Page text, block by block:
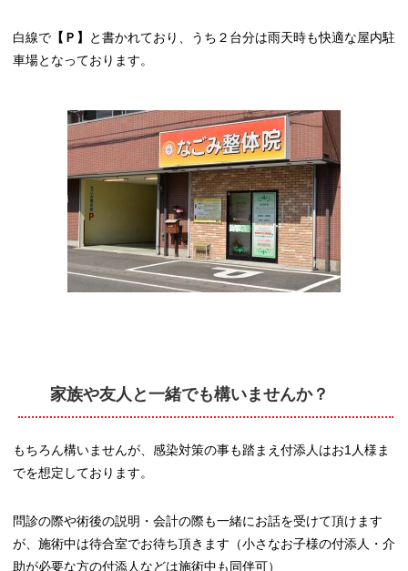
白線で 【Ｐ】
と書かれており、うち２台分は雨天時も快適な屋内駐
車場となっております。
家族や友人と一緒でも構いませんか？
もちろん構いませんが、感染対策の事も踏まえ付添人はお1人様ま
でを想定しております。
問診の際や術後の説明・会計の際も一緒にお話を受けて頂けます
が、施術中は待合室でお待ち頂きます（小さなお子様の付添人・介
助が必要な方の付添人などは施術中も同伴可）